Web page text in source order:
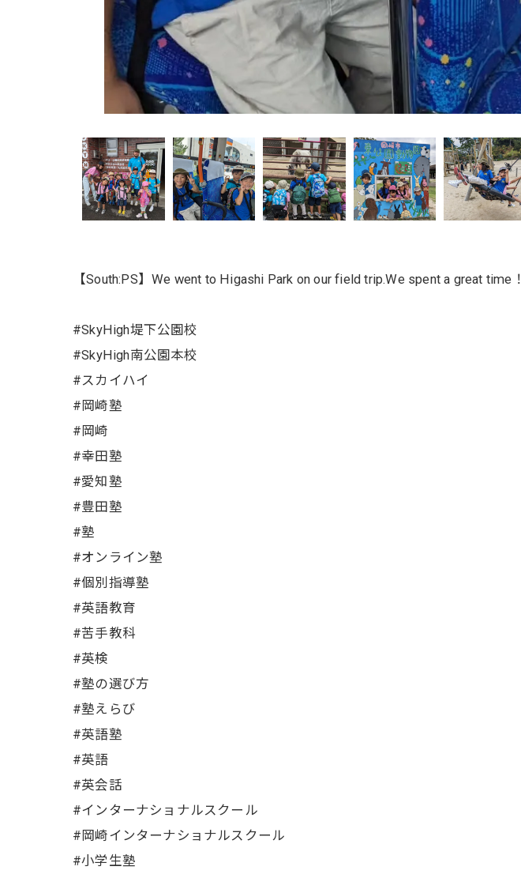
【South:PS】We went to Higashi Park on our field trip.We spent a great time！
#SkyHigh堤下公園校
#SkyHigh南公園本校
#スカイハイ
#岡崎塾
#岡崎
#幸田塾
#愛知塾
#豊田塾
#塾
#オンライン塾
#個別指導塾
#英語教育
#苦手教科
#英検
#塾の選び方
#塾えらび
#英語塾
#英語
#英会話
#インターナショナルスクール
#岡崎インターナショナルスクール
#小学生塾